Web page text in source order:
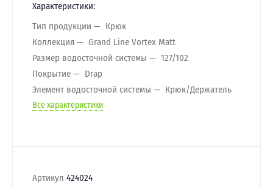
Характеристики:
Тип продукции
Крюк
Коллекция
Grand Line Vortex Matt
Размер водосточной системы
127/102
Покрытие
Drap
Элемент водосточной системы
Крюк/Держатель
Все характеристики
Артикул 424024